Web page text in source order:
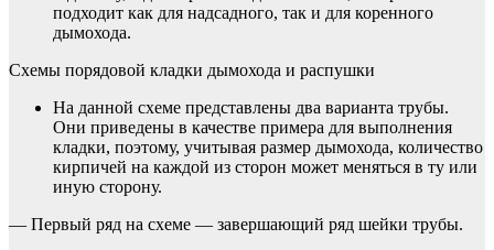
подходит как для надсадного, так и для коренного
дымохода.
Схемы порядовой кладки дымохода и распушки
На данной схеме представлены два варианта трубы.
Они приведены в качестве примера для выполнения
кладки, поэтому, учитывая размер дымохода, количество
кирпичей на каждой из сторон может меняться в ту или
иную сторону.
— Первый ряд на схеме — завершающий ряд шейки трубы.